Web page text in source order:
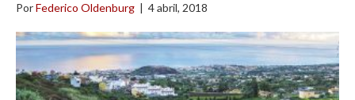
PorFederico Oldenburg | 4 abril, 2018